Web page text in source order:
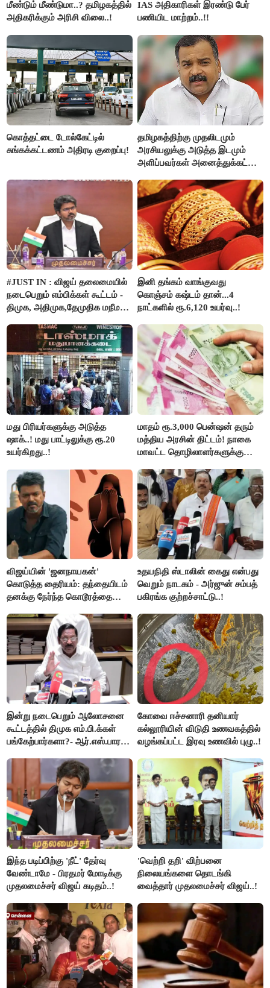
மீண்டும் மீண்டுமா..? தமிழகத்தில்
அதிகரிக்கும் அரிசி விலை..!
IAS அதிகாரிகள் இரண்டு பேர்
பணியிட மாற்றம்..!!
கொத்தட்டை டோல்கேட்டில்
சுங்கக்கட்டணம் அதிரடி குறைப்பு!
தமிழகத்திற்கு முதலிடமும்
அரசியலுக்கு அடுத்த இடமும்
அளிப்பவர்கள் அனைத்துக்கட்சி
பங்கேற்பார்கள் - மாணிக்கம்
தாகூர்..!!
#JUST IN : விஜய் தலைமையில்
நடைபெறும் எம்பிக்கள் கூட்டம் -
திமுக, அதிமுக,தேமுதிக மநீம
இனி தங்கம் வாங்குவது
கொஞ்சம் கஷ்டம் தான்...4
நாட்களில் ரூ.6,120 உயர்வு..!
மது பிரியர்களுக்கு அடுத்த
ஷாக்..! மது பாட்டிலுக்கு ரூ.20
உயர்கிறது..!
மாதம் ரூ.3,000 பென்ஷன் தரும்
மத்திய அரசின் திட்டம்! நாகை
மாவட்ட தொழிலாளர்களுக்கு
செய்தி!
விஜய்யின் 'ஜனநாயகன்'
கொடுத்த தைரியம்: தந்தையிடம்
தனக்கு நேர்ந்த கொடூரத்தை
உதயநிதி ஸ்டாலின் கைது என்பது
வெறும் நாடகம் - அர்ஜுன் சம்பத்
பகிரங்க குற்றச்சாட்டு..!
இன்று நடைபெறும் ஆலோசனை
கூட்டத்தில் திமுக எம்.பி.க்கள்
பங்கேற்பார்களா?- ஆர்.எஸ்.பாரதி
கோவை ஈச்சனாரி தனியார்
கல்லூரியின் விடுதி உணவகத்தில்
வழங்கப்பட்ட இரவு உணவில் புழு..!
இந்த படிப்பிற்கு 'நீட்' தேர்வு
வேண்டாமே - பிரதமர் மோடிக்கு
முதலமைச்சர் விஜய் கடிதம்..!
'வெற்றி தறி' விற்பனை
நிலையங்களை தொடங்கி
வைத்தார் முதலமைச்சர் விஜய்..!